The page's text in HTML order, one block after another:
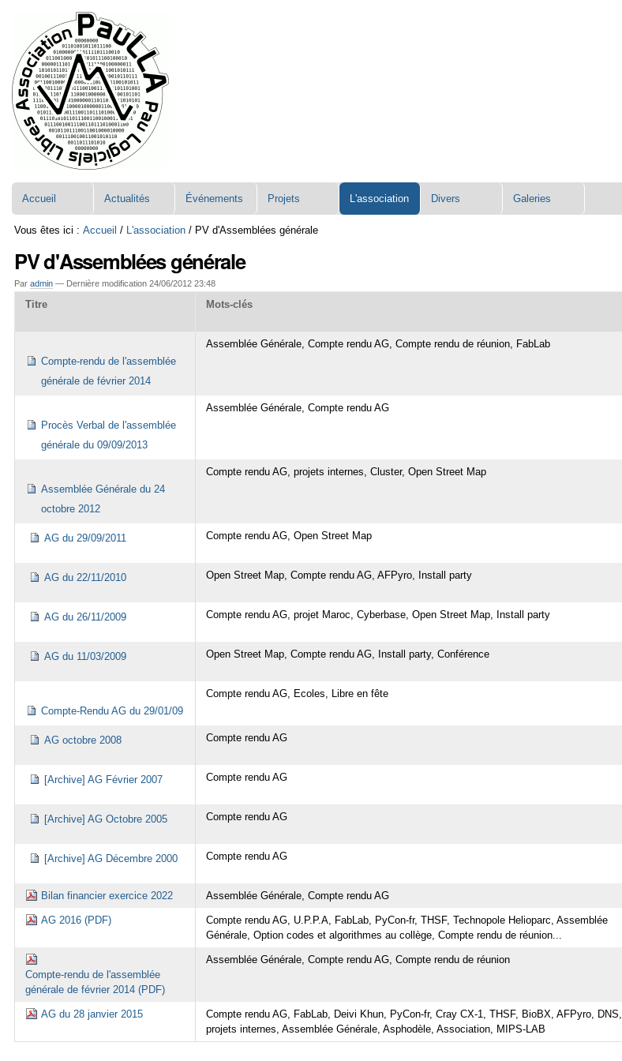
contenu.
Aller
à
la
navigation
Accueil Actualités Événements Projets L'association Divers Galeries
Vous êtes ici : Accueil / L'association / PV d'Assemblées générale
PV d'Assemblées générale
Paradmin — Dernière modification 24/06/2012 23:48
Titre Mots-clés
Compte-rendu de l'assemblée
générale de février 2014
Assemblée Générale, Compte rendu AG, Compte rendu de réunion, FabLab
Procès Verbal de l'assemblée
générale du 09/09/2013
Assemblée Générale, Compte rendu AG
Assemblée Générale du 24
octobre 2012
Compte rendu AG, projets internes, Cluster, Open Street Map
AG du 29/09/2011 Compte rendu AG, Open Street Map
AG du 22/11/2010 Open Street Map, Compte rendu AG, AFPyro, Install party
AG du 26/11/2009 Compte rendu AG, projet Maroc, Cyberbase, Open Street Map, Install party
AG du 11/03/2009 Open Street Map, Compte rendu AG, Install party, Conférence
Compte-Rendu AG du 29/01/09
Compte rendu AG, Ecoles, Libre en fête
AG octobre 2008 Compte rendu AG
[Archive] AG Février 2007 Compte rendu AG
[Archive] AG Octobre 2005 Compte rendu AG
[Archive] AG Décembre 2000 Compte rendu AG
Bilan financier exercice 2022 Assemblée Générale, Compte rendu AG
AG 2016 (PDF)
Compte rendu AG, U.P.P.A, FabLab, PyCon-fr, THSF, Technopole Helioparc, Assemblée
Générale, Option codes et algorithmes au collège, Compte rendu de réunion...
Compte-rendu de l'assemblée
générale de février 2014 (PDF)
Assemblée Générale, Compte rendu AG, Compte rendu de réunion
AG du 28 janvier 2015
Compte rendu AG, FabLab, Deivi Khun, PyCon-fr, Cray CX-1, THSF, BioBX, AFPyro, DNS,
projets internes, Assemblée Générale, Asphodèle, Association, MIPS-LAB